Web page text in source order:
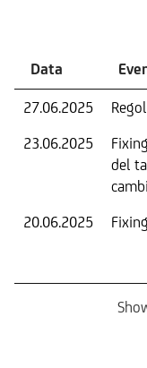
Data
27.06.2025
23.06.2025
del
20.06.2025